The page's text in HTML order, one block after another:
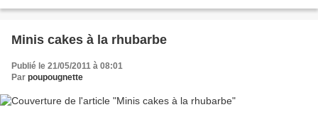
Minis cakes à la rhubarbe
Publié le 21/05/2011 à 08:01
Par poupougnette